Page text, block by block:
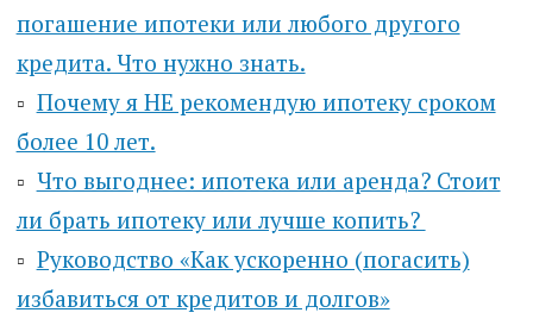
погашение ипотеки или любого другого
кредита. Что нужно знать.
▫️ Почему я НЕ рекомендую ипотеку сроком
более 10 лет.
▫️ Что выгоднее: ипотека или аренда? Стоит
ли брать ипотеку или лучше копить?
▫️ Руководство «Как ускоренно (погасить)
избавиться от кредитов и долгов»